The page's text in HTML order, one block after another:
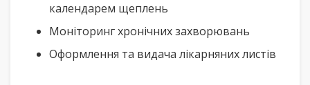
календарем щеплень
Моніторинг хронічних захворювань
Оформлення та видача лікарняних листів